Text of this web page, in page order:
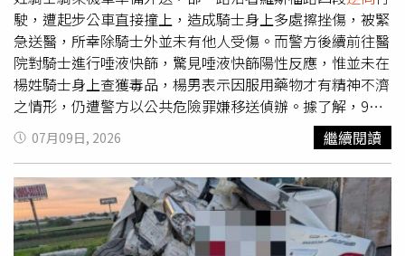
能反映市場對房市未來的期待，往往比實體房市更早出現止
跌回穩的訊號。二、市場預期股市修正有利房市心理：當營
建股提前領先反映，房市交易量就有機會回溫另一個原因，
是市場預期股市大盤修正有利房市的心理變化。營建股反映
的不只是建商目前獲利，更重要的是市場對未來房市景氣的
期待。投資人普遍認為，若資金長期過度集中股市，房市交
易量自然受到排擠；反之，只要股市進入整理，部分資金便
有機會重新流向房市，交易量也可望逐步回溫，當然前提是
房價也須適度修正到合理進場時機。營建股上漲，不一定代
表房價立即上漲，而是市場信心增強，開始預期投入股市局
部剛需買盤資金會回流房市，成交量將會率先回溫。其實，
駛，遭起步公車直接撞上，造成騎士身上多處擦挫傷，被緊
急送醫，所幸除騎士外並未有他人受傷。而警方後續前往醫
院對騎士進行唾液快篩，驚見唾液快篩陽性反應，惟並未在
楊姓騎士身上查獲毒品，楊男表示因服用藥物才有精神不濟
之情形，仍遭警方以公共危險罪嫌移送偵辦。據了解，9日
中午12時許，43歲的楊姓騎士聲稱準備送外送，卻在行經
羅斯福路四段南向北
行駛，其右側車身與沿同路北向南
順向行駛第1車道之公車右前車頭發生碰撞而肇事，造成身
上多處擦挫傷，公車駕駛及公車上乘客均未受傷，雙方駕駛
均無飲酒情形。惟警方後續對楊姓騎士進行唾液快篩時，呈
現陽性反應，楊男送醫後表示自己因服用藥物導致精神渙
07月09日, 2026 繼續閱讀